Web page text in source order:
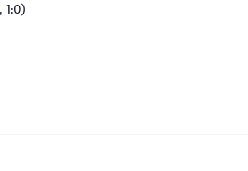
1:0)